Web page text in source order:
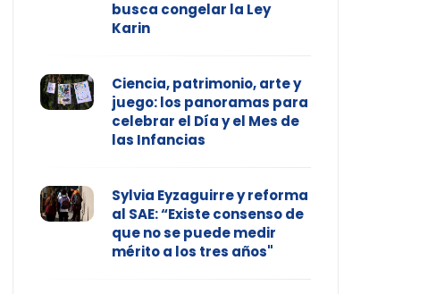
busca congelar la Ley
Karin
Ciencia, patrimonio, arte y
juego: los panoramas para
celebrar el Día y el Mes de
las Infancias
Sylvia Eyzaguirre y reforma
al SAE: “Existe consenso de
que no se puede medir
mérito a los tres años"